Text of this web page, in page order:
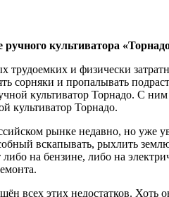
ручного культиватора
и физически
сорняки и пропалывать
культиватор Торнадо. С ним
культиватор Торнадо.
рынке недавно, но уже
вскапывать, рыхлить
на бензине, либо на
всех этих недостатков. Хоть